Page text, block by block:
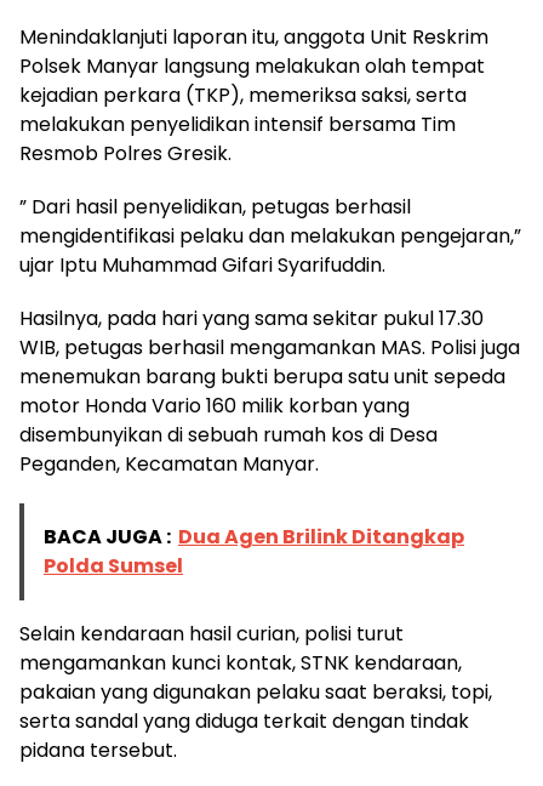
Menindaklanjuti laporan itu, anggota Unit Reskrim
Polsek Manyar langsung melakukan olah tempat
kejadian perkara (TKP), memeriksa saksi, serta
melakukan penyelidikan intensif bersama Tim
Resmob Polres Gresik.
” Dari hasil penyelidikan, petugas berhasil
mengidentifikasi pelaku dan melakukan pengejaran,”
ujar Iptu Muhammad Gifari Syarifuddin.
Hasilnya, pada hari yang sama sekitar pukul 17.30
WIB, petugas berhasil mengamankan MAS. Polisi juga
menemukan barang bukti berupa satu unit sepeda
motor Honda Vario 160 milik korban yang
disembunyikan di sebuah rumah kos di Desa
Peganden, Kecamatan Manyar.
BACA JUGA : Dua Agen Brilink Ditangkap
Polda Sumsel
Selain kendaraan hasil curian, polisi turut
mengamankan kunci kontak, STNK kendaraan,
pakaian yang digunakan pelaku saat beraksi, topi,
serta sandal yang diduga terkait dengan tindak
pidana tersebut.